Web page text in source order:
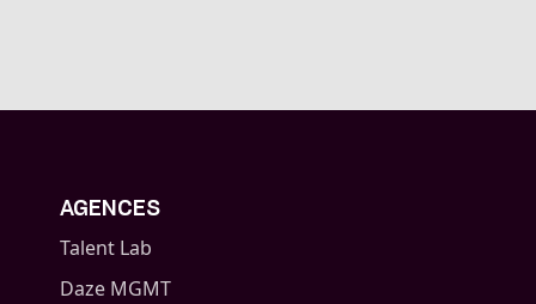
AGENCES
Talent Lab
Daze MGMT